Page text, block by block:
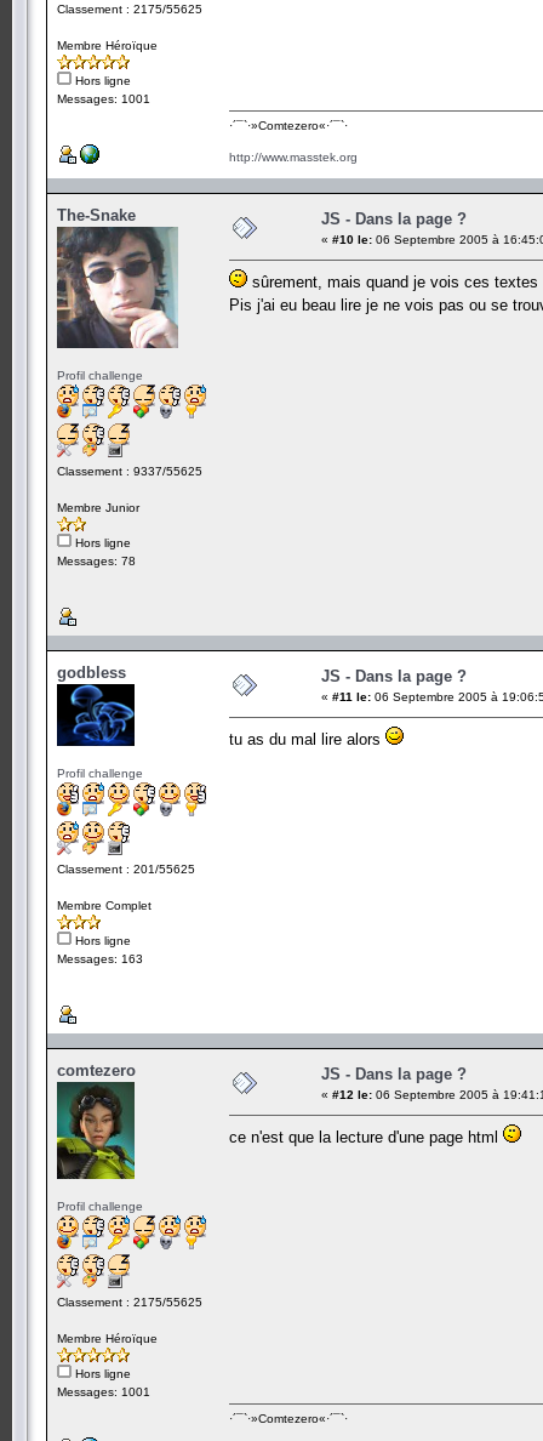
Classement : 2175/55625
Membre Héroïque
Hors ligne
Messages: 1001
·´¯`·­»Comtezero«­·´¯`·
http://www.masstek.org
The-Snake
Profil challenge
Classement : 9337/55625
Membre Junior
Hors ligne
Messages: 78
JS - Dans la page ?
« #10 le: 06 Septembre 2005 à
sûrement, mais quand je vois ces
Pis j'ai eu beau lire je ne vois pas ou se
godbless
Profil challenge
Classement : 201/55625
Membre Complet
Hors ligne
Messages: 163
JS - Dans la page ?
« #11 le: 06 Septembre 2005 à
tu as du mal lire alors
comtezero
Profil challenge
Classement : 2175/55625
Membre Héroïque
Hors ligne
Messages: 1001
JS - Dans la page ?
« #12 le: 06 Septembre 2005 à
ce n'est que la lecture d'une page html
·´¯`·­»Comtezero«­·´¯`·